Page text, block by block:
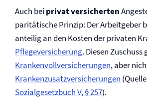
Auch bei privat versicherten
paritätische Prinzip: Der Arbeitgeber
anteilig an den Kosten der privaten
Pflege­versicherung. Diesen Zuschuss
Krankenvoll­versicherungen, aber
Krankenzusatz­versicherungen
Sozialgesetzbuch V, § 257).